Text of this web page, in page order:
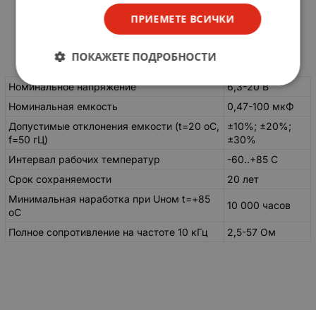
Номинальное напряжение
6,3-20 В
Номинальная емкость
0,47-100 мкФ
Допустимые отклонения емкости (t=20 oC,
f=50 гЦ)
±10%; ±20%;
±30%
Интервал рабочих температур
-60..+85 C
Срок сохраняемости
20 лет
Минимальная наработка при Uном t=+85
oC
10 000 часов
Полное сопротивление на частоте 10 кГц 2,5-57 Ом
ПРИЕМЕТЕ ВСИЧКИ
ПОКАЖЕТЕ ПОДРОБНОСТИ